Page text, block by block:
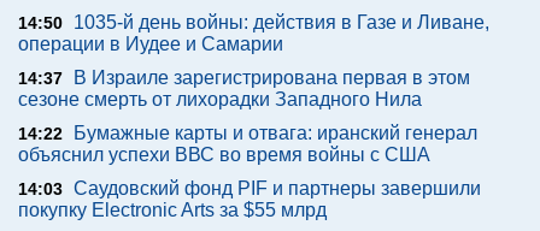
14:50
1035-й день войны: действия в Газе и Ливане,
операции в Иудее и Самарии
14:37
В Израиле зарегистрирована первая в этом
сезоне смерть от лихорадки Западного Нила
14:22
Бумажные карты и отвага: иранский генерал
объяснил успехи ВВС во время войны с США
14:03 Саудовский фонд PIF и партнеры завершили
покупку Electronic Arts за $55 млрд